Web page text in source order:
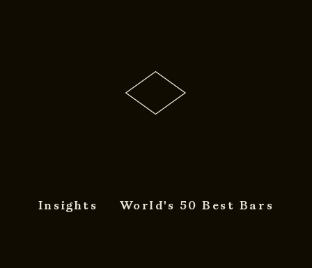
Insights World's 50 Best Bars